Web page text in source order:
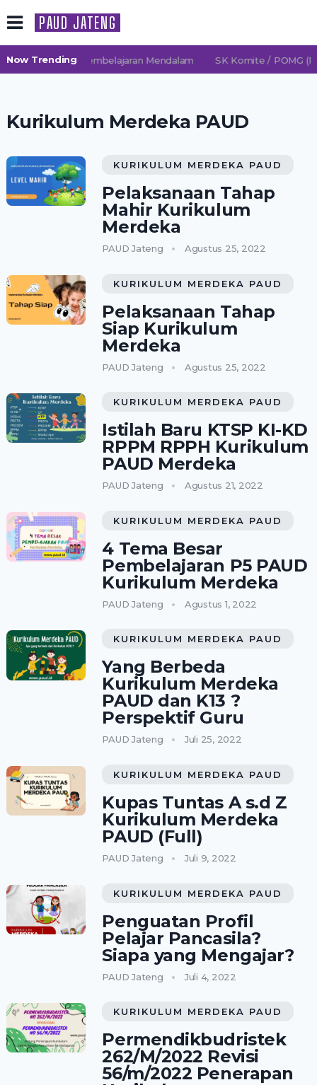
PAUD JATENG
Now Trending
2026/2027 TK Pembelajaran Mendalam SK Komite / POMG
Kurikulum Merdeka PAUD
KURIKULUM MERDEKA PAUD
Pelaksanaan Tahap
Mahir Kurikulum
Merdeka
PAUD Jateng Agustus 25, 2022
KURIKULUM MERDEKA PAUD
Pelaksanaan Tahap
Siap Kurikulum
Merdeka
PAUD Jateng Agustus 25, 2022
KURIKULUM MERDEKA PAUD
Istilah Baru KTSP KI-KD
RPPM RPPH Kurikulum
PAUD Merdeka
PAUD Jateng Agustus 21, 2022
KURIKULUM MERDEKA PAUD
4 Tema Besar
Pembelajaran P5 PAUD
Kurikulum Merdeka
PAUD Jateng Agustus 1, 2022
KURIKULUM MERDEKA PAUD
Yang Berbeda
Kurikulum Merdeka
PAUD dan K13 ?
Perspektif Guru
PAUD Jateng Juli 25, 2022
KURIKULUM MERDEKA PAUD
Kupas Tuntas A s.d Z
Kurikulum Merdeka
PAUD (Full)
PAUD Jateng Juli 9, 2022
KURIKULUM MERDEKA PAUD
Penguatan Profil
Pelajar Pancasila?
Siapa yang Mengajar?
PAUD Jateng Juli 4, 2022
KURIKULUM MERDEKA PAUD
Permendikbudristek
262/M/2022 Revisi
56/m/2022 Penerapan